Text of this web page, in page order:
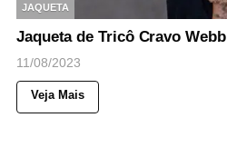
JAQUETA
Jaqueta de Tricô Cravo Webb
11/08/2023
Veja Mais